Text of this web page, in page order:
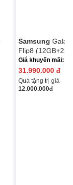
Samsung
Flip8
Giá khuyến mãi:
31.990.000 đ
Quà tặng trị giá
12.000.000đ